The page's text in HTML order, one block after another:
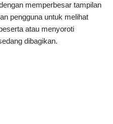
memperbesar tampilan
pengguna untuk melihat
atau menyoroti
dibagikan.